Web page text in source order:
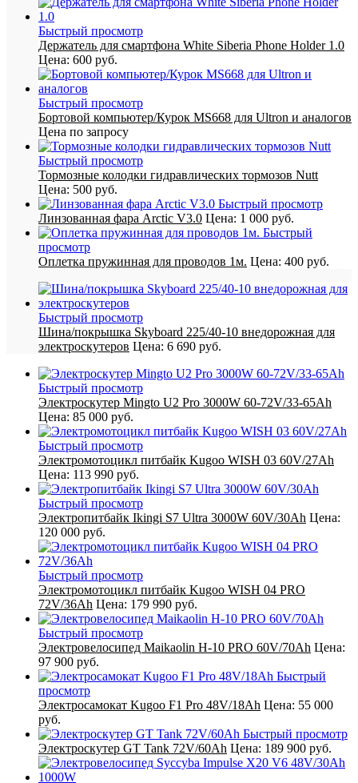
Быстрый просмотр
Держатель для смартфона White Siberia Phone Holder 1.0
Цена: 600 руб.
Быстрый просмотр
Бортовой компьютер/Курок MS668 для Ultron и аналогов
Цена по запросу
Быстрый просмотр
Тормозные колодки гидравлических тормозов Nutt
Цена: 500 руб.
Быстрый просмотр
Линзованная фара Arctic V3.0 Цена: 1 000 руб.
Быстрый
просмотр
Оплетка пружинная для проводов 1м. Цена: 400 руб.
Быстрый просмотр
Шина/покрышка Skyboard 225/40-10 внедорожная для
электроскутеров Цена: 6 690 руб.
Быстрый просмотр
Электроскутер Mingto U2 Pro 3000W 60-72V/33-65Ah
Цена: 85 000 руб.
Быстрый просмотр
Электромотоцикл питбайк Kugoo WISH 03 60V/27Ah
Цена: 113 990 руб.
Быстрый просмотр
Электропитбайк Ikingi S7 Ultra 3000W 60V/30Ah Цена:
120 000 руб.
Быстрый просмотр
Электромотоцикл питбайк Kugoo WISH 04 PRO
72V/36Ah Цена: 179 990 руб.
Быстрый просмотр
Электровелосипед Maikaolin H-10 PRO 60V/70Ah Цена:
97 900 руб.
Быстрый
просмотр
Электросамокат Kugoo F1 Pro 48V/18Ah Цена: 55 000
руб.
Быстрый просмотр
Электроскутер GT Tank 72V/60Ah Цена: 189 900 руб.